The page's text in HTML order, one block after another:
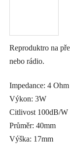
Reproduktro na
nebo rádio.
Impedance: 4 Ohm
Výkon: 3W
Citlivost 100dB/W
Průměr: 40mm
Výška: 17mm